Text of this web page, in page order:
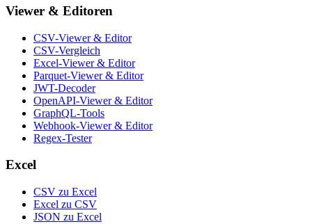
Viewer & Editoren
CSV-Viewer & Editor
CSV-Vergleich
Excel-Viewer & Editor
Parquet-Viewer & Editor
JWT-Decoder
OpenAPI-Viewer & Editor
GraphQL-Tools
Webhook-Viewer & Editor
Regex-Tester
Excel
CSV zu Excel
Excel zu CSV
JSON zu Excel